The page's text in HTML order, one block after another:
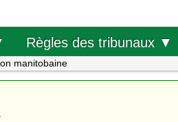
Règles des tribunaux ▼
manitobaine